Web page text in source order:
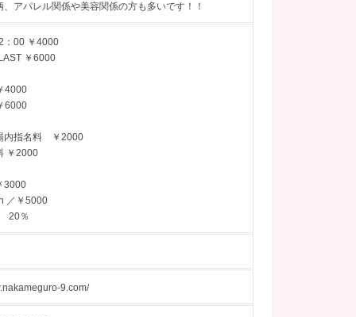
アパレル関係や美容関係の方も多いです！！
：00 ￥4000
￥6000
4000
6000
内指名料 ￥2000
￥2000
3000
／￥5000
20％
9.com/